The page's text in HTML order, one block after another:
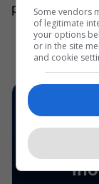
pasur më
Some vendors
of legitimate
your options
or in the site
and cookie